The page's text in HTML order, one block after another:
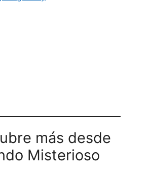
más desde
Misterioso